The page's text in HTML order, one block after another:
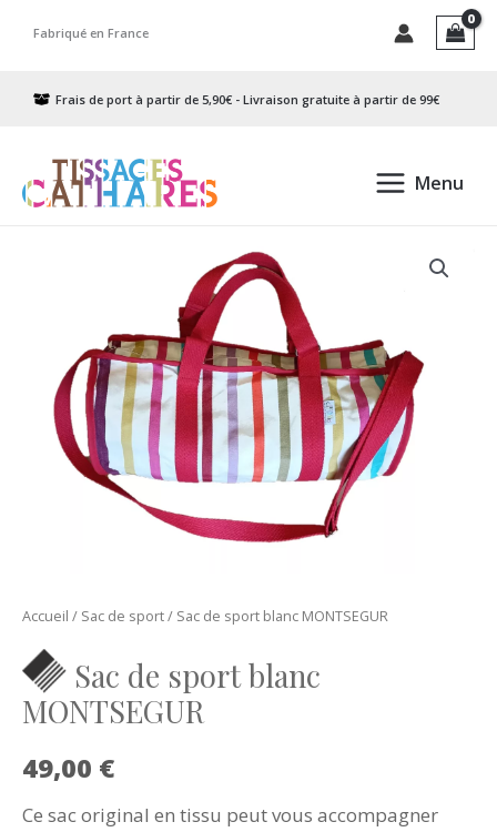
Fabriqué en France
Frais de port à partir de 5,90€ - Livraison gratuite à partir de 99€
Menu
Accueil / Sac de sport/ Sac de sport blanc MONTSEGUR
Sac de sport blanc
MONTSEGUR
49,00 €
Ce sac original en tissu peut vous accompagner